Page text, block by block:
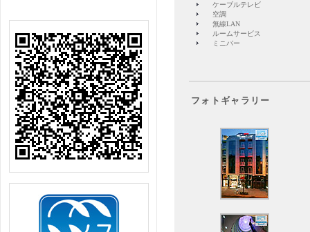
ケーブルテレビ
空調
無線LAN
ルームサービス
ミニバー
フォトギャラリー